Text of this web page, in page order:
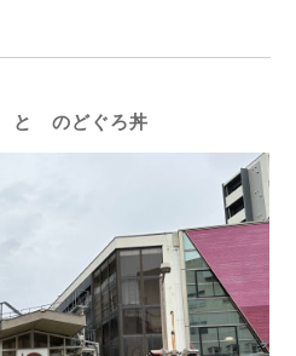
と のどぐろ丼